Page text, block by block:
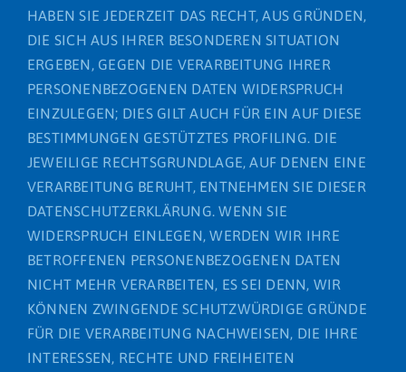
HABEN SIE JEDERZEIT DAS RECHT, AUS GRÜNDEN,
DIE SICH AUS IHRER BESONDEREN SITUATION
ERGEBEN, GEGEN DIE VERARBEITUNG IHRER
PERSONENBEZOGENEN DATEN WIDERSPRUCH
EINZULEGEN; DIES GILT AUCH FÜR EIN AUF DIESE
BESTIMMUNGEN GESTÜTZTES PROFILING. DIE
JEWEILIGE RECHTSGRUNDLAGE, AUF DENEN EINE
VERARBEITUNG BERUHT, ENTNEHMEN SIE DIESER
DATENSCHUTZERKLÄRUNG. WENN SIE
WIDERSPRUCH EINLEGEN, WERDEN WIR IHRE
BETROFFENEN PERSONENBEZOGENEN DATEN
NICHT MEHR VERARBEITEN, ES SEI DENN, WIR
KÖNNEN ZWINGENDE SCHUTZWÜRDIGE GRÜNDE
FÜR DIE VERARBEITUNG NACHWEISEN, DIE IHRE
INTERESSEN, RECHTE UND FREIHEITEN